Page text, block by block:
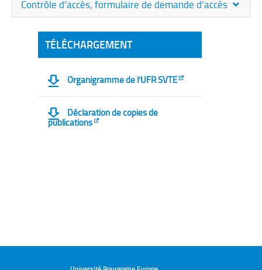
Contrôle d’accès, formulaire de demande d’accès
TÉLÉCHARGEMENT
Organigramme de l’UFR SVTE
Déclaration de copies de
publications